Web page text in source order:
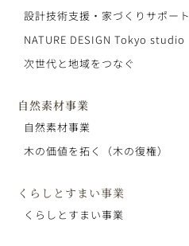
設計技術支援・家づくりサポート
NATURE DESIGN Tokyo studio
次世代と地域をつなぐ
自然素材事業
自然素材事業
木の価値を拓く（木の復権）
くらしとすまい事業
くらしとすまい事業